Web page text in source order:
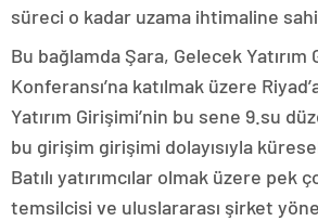
süreci o kadar uzama ihtimaline
Bu bağlamda Şara, Gelecek Yatırım
Konferansı’na katılmak üzere
Yatırım Girişimi’nin bu sene 9.su
bu girişim girişimi dolayısıyla
Batılı yatırımcılar olmak üzere pek
temsilcisi ve uluslararası şirket